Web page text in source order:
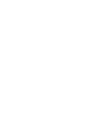
름? 예고된 실패였다 (이